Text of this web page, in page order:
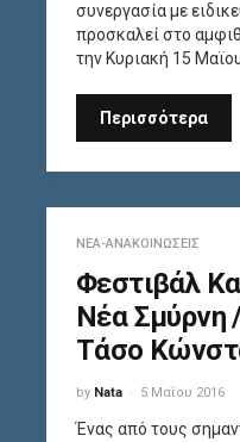
συνεργασία με
προσκαλεί στο
την Κυριακή 15
Περισσότερα
ΝΈΑ-ΑΝΑΚΟΙΝΏΣΕΙΣ
Φεστιβάλ
Νέα Σμύρνη
Τάσο
by Nata 5 Μαΐου 2016
Ένας από τους